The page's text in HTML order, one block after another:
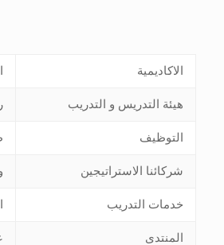
الاكاديمية
هيئة التدريس و التدريب
التوظيف
شركائنا الاستراتيجين
خدمات التدريب
المنتدى